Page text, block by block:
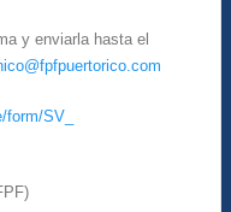
y enviarla hasta el
fpfpuertorico.com
SV_